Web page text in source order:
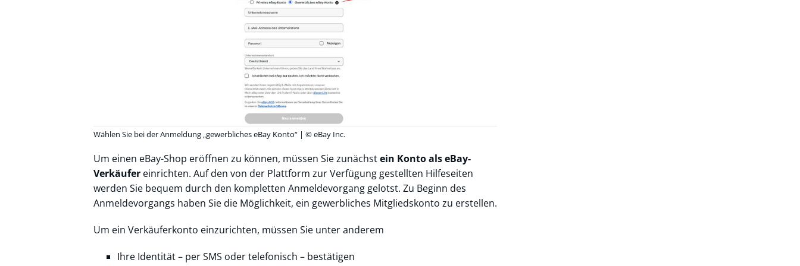
Wählen Sie bei der Anmeldung „gewerbliches eBay Konto“ | © eBay Inc.
Um einen eBay-Shop eröffnen zu können, müssen Sie zunächstein Konto als eBay-
Verkäufer einrichten. Auf den von der Plattform zur Verfügung gestellten Hilfeseiten
werden Sie bequem durch den kompletten Anmeldevorgang gelotst. Zu Beginn des
Anmeldevorgangs haben Sie die Möglichkeit, ein gewerbliches Mitgliedskonto zu erstellen.
Um ein Verkäuferkonto einzurichten, müssen Sie unter anderem
Ihre Identität – per SMS oder telefonisch – bestätigen